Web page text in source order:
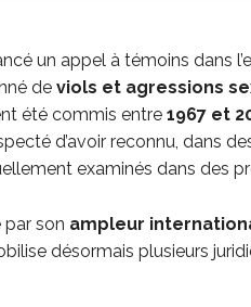
un appel à témoins dans
de viols et agressions
été commis entre 1967 et
d’avoir reconnu, dans
examinés dans des
par son ampleur
désormais plusieurs